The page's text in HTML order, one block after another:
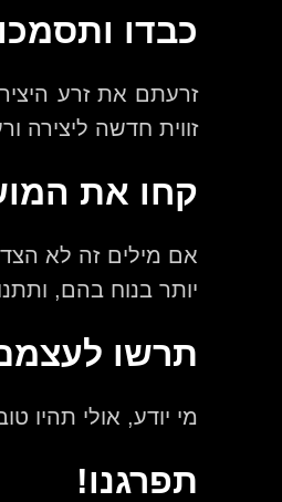
כבדו
זרעתם את זרע
זווית חדשה ליצירה
קחו את
אם מילים זה לא
יותר בנוח בהם,
תרשו
מי יודע, אולי תהיו
תפרגנו!